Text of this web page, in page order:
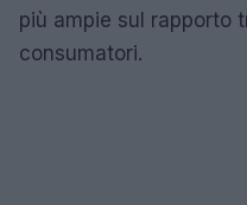
più ampie sul rapporto
consumatori.